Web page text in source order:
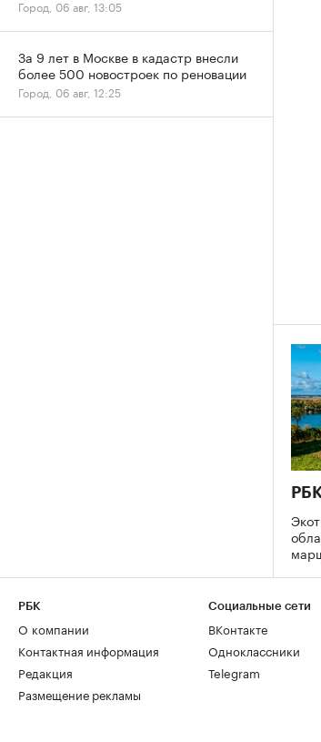
Город, 06 авг, 13:05
За 9 лет в Москве в кадастр внесли
более 500 новостроек по реновации
Город, 06 авг, 12:25
РБК
О компании
Контактная информация
Редакция
Размещение рекламы
Социальные сети
ВКонтакте
Одноклассники
Telegram